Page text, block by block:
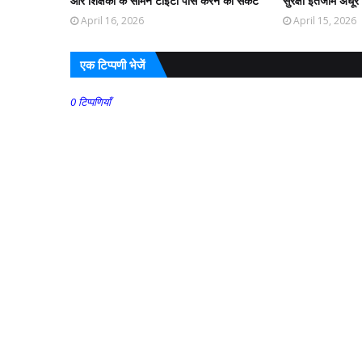
April 16, 2026 April 15, 2026
एक टिप्पणी भेजें
0 टिप्पणियाँ